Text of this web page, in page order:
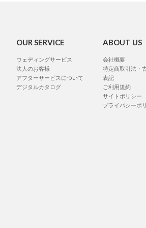
OUR SERVICE
ウェディングサービス
法人のお客様
アフターサービスについて
デジタルカタログ
ABOUT US
会社概要
特定商取引法・
表記
ご利用規約
サイトポリシー
プライバシーポ